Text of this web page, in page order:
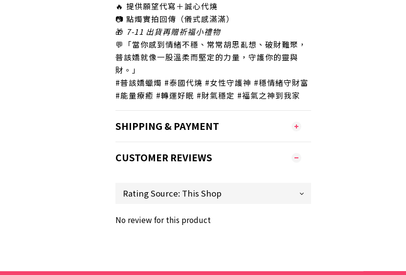
🔥 提供願望代寫＋誠心代燒
📷 點燭實拍回傳（儀式感滿滿）
🎁 7-11 出貨再贈祈福小禮物
💬「當你感到情緒不穩、常常胡思亂想、破財難聚，
普該嬌就像一股溫柔而堅定的力量，守護你的靈與
財。」
#普該嬌蠟燭 #泰國代燒 #女性守護神 #穩情緒守財富
#能量療癒 #轉運好眠 #財氣穩定 #福氣之神到我家
SHIPPING & PAYMENT
CUSTOMER REVIEWS
No review for this product